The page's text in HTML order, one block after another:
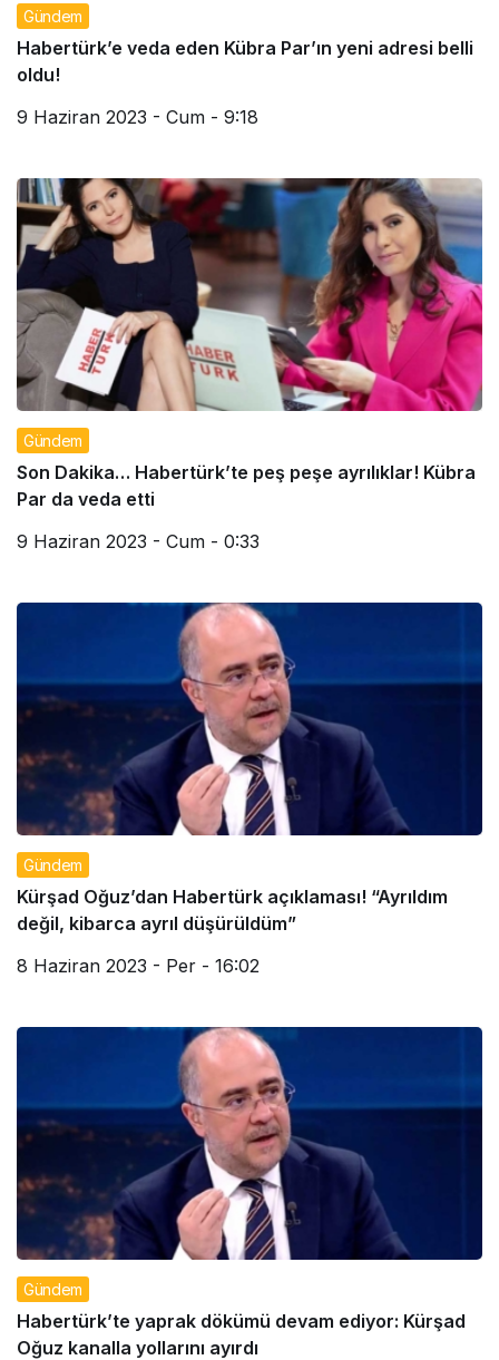
Gündem
Habertürk’e veda eden Kübra Par’ın yeni adresi belli
oldu!
9 Haziran 2023 - Cum - 9:18
Gündem
Son Dakika… Habertürk’te peş peşe ayrılıklar! Kübra
Par da veda etti
9 Haziran 2023 - Cum - 0:33
Gündem
Kürşad Oğuz’dan Habertürk açıklaması! “Ayrıldım
değil, kibarca ayrıl düşürüldüm”
8 Haziran 2023 - Per - 16:02
Gündem
Habertürk’te yaprak dökümü devam ediyor: Kürşad
Oğuz kanalla yollarını ayırdı